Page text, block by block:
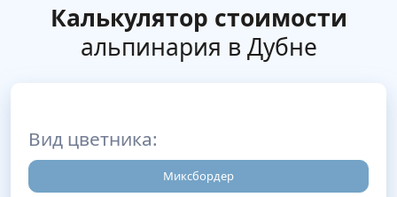
Калькулятор стоимости
альпинария в Дубне
Вид цветника:
Миксбордер